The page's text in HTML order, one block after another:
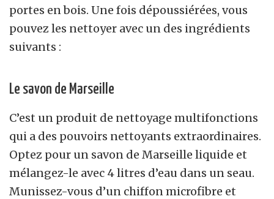
portes en bois. Une fois dépoussiérées, vous
pouvez les nettoyer avec un des ingrédients
suivants :
Le savon de Marseille
C’est un produit de nettoyage multifonctions
qui a des pouvoirs nettoyants extraordinaires.
Optez pour un savon de Marseille liquide et
mélangez-le avec 4 litres d’eau dans un seau.
Munissez-vous d’un chiffon microfibre et